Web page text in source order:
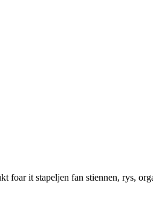
it stapeljen fan stiennen, rys,